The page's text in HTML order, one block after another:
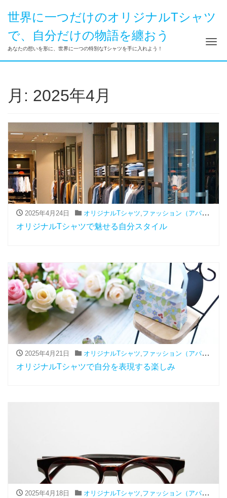
世界に一つだけのオリジナルTシャツ
で、自分だけの物語を纏おう
あなたの想いを形に、世界に一つの特別なTシャツを手に入れよう！ ナ
月: 2025年4月
2025年4月24日 オリジナルTシャツ,ファッション（アパレル関連）
オリジナルTシャツで魅せる自分スタイル
2025年4月21日 オリジナルTシャツ ファッション（アパレル関連）
オリジナルTシャツで自分を表現する楽しみ
2025年4月18日 オリジナルTシャツ,ファッション（アパレル関連）